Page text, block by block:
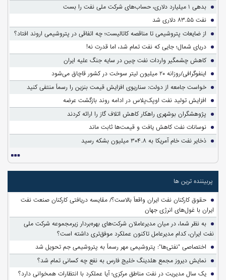
بدهی ۱ میلیارد دلاری، حساب‌های شرکت ملی نفت را بست
نفت ۸۳.۵۵ دلاری شد
از ضایعات پتروشیمی تا مناقصه کاتالیست؛ چه اتفاقی در پتروشیمی اروند افتاد؟
دریای شمال؛ جایی که نفت تمام شد، اما قدرت نه!
کاهش چشمگیر واردات نفت چین در سایه جنگ علیه ایران
اینفوگرافی/روزانه ۲۰ میلیون لیتر سوخت در کشور قاچاق می‌شود
خواست جامعه از دولت: سناریوی افزایش قیمت بنزین را رسماً منتفی کنید
افزایش تولید نفت اوپک‌پلاس در ادامه روند بازگشت عرضه
پژوهشگران بوشهری راهکار کاهش اتلاف گاز را ارائه کردند
نوسانات نفت کاهش یافت و قیمت‌ها ثابت ماند
ذخایر نفت خام آمریکا به ۳۰۴.۸ میلیون بشکه رسید
پربیننده ترین ها
حقوق کارکنان نفت ایران واقعاً بالاست؟/ مقایسه دریافتی کارکنان صنعت نفت
ایران با غول‌های انرژی جهان
به نظر شما، در میان مدیرعاملان شرکت‌های بهره‌بردار زیرمجموعه شرکت ملی
نفت ایران، کدام مدیرعامل تاکنون عملکرد موفق‌تری داشته است؟
اختصاصی "نفتی‌ها": پتروشیمی مهر رسماً به پتروشیمی جم تحویل شد
نمایش دیروز مجمع هلدینگ خلیج فارس به نفع چه کسانی تمام شد؟
یک سال مدیریت در نفت مناطق مرکزی؛ آیا عملکرد با انتظارات همخوانی دارد؟